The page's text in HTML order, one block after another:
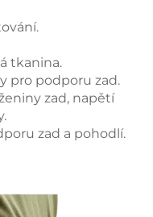
tkanina.
pro podporu zad.
zad, napětí
zad a pohodlí.